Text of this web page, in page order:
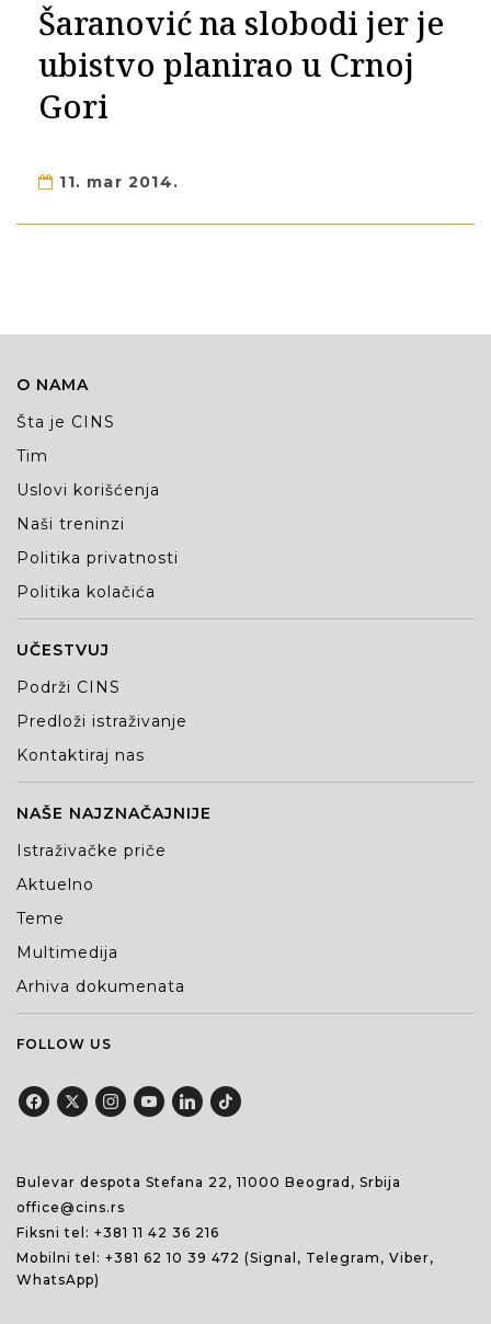
Šaranović na slobodi jer je
ubistvo planirao u Crnoj
Gori
11. mar 2014.
O NAMA
Šta je CINS
Tim
Uslovi korišćenja
Naši treninzi
Politika privatnosti
Politika kolačića
UČESTVUJ
Podrži CINS
Predloži istraživanje
Kontaktiraj nas
NAŠE NAJZNAČAJNIJE
Istraživačke priče
Aktuelno
Teme
Multimedija
Arhiva dokumenata
FOLLOW US
Bulevar despota Stefana 22, 11000 Beograd, Srbija
office@cins.rs
Fiksni tel: +381 11 42 36 216
Mobilni tel: +381 62 10 39 472 (Signal, Telegram, Viber,
WhatsApp)